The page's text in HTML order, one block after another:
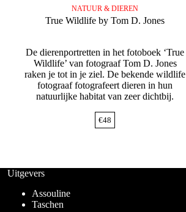
NATUUR & DIEREN
True Wildlife by Tom D. Jones
De dierenportretten in het fotoboek ‘True
Wildlife’ van fotograaf Tom D. Jones
raken je tot in je ziel. De bekende wildlife
fotograaf fotografeert dieren in hun
natuurlijke habitat van zeer dichtbij.
€48
Uitgevers
Assouline
Taschen